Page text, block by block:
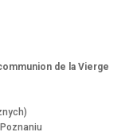
de la Vierge